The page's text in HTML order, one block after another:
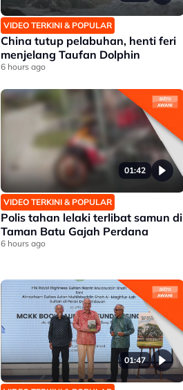
VIDEO TERKINI & POPULAR
China tutup pelabuhan, henti feri
menjelang Taufan Dolphin
6 hours ago
01:42
VIDEO TERKINI & POPULAR
Polis tahan lelaki terlibat samun di
Taman Batu Gajah Perdana
6 hours ago
01:47